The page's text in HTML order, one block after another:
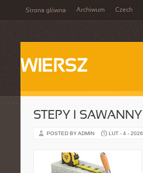
Strona główna Archiwum Czech
WIERSZ
STEPY I SAWANNY
POSTED BY ADMIN LUT - 4 - 2026